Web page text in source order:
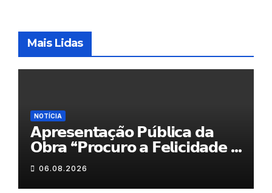
Mais Lidas
NOTÍCIA
𝗔𝗽𝗿𝗲𝘀𝗲𝗻𝘁𝗮𝗰̧𝗮̃𝗼 𝗣𝘂́𝗯𝗹𝗶𝗰𝗮 𝗱𝗮
𝗢𝗯𝗿𝗮 “𝗣𝗿𝗼𝗰𝘂𝗿𝗼 𝗮 𝗙𝗲𝗹𝗶𝗰𝗶𝗱𝗮𝗱𝗲 𝗲
𝗲𝗹𝗮 𝗺𝗼𝗿𝗮 𝗰𝗼𝗺𝗶𝗴𝗼”
06.08.2026